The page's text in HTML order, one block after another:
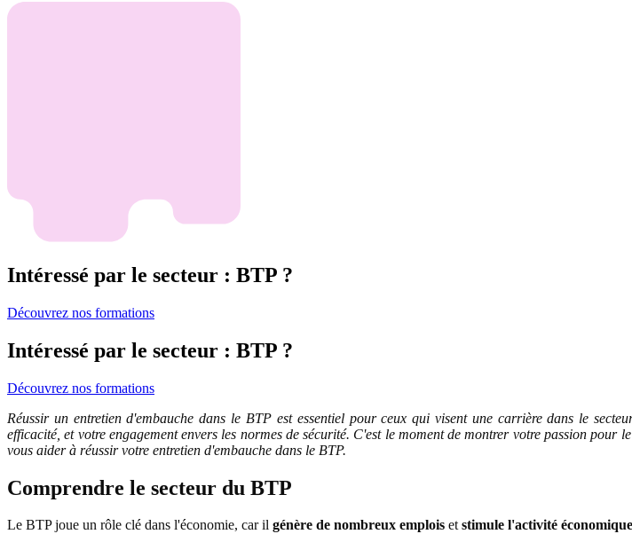
Intéressé par le secteur : BTP ?
Découvrez nos formations
Intéressé par le secteur : BTP ?
Découvrez nos formations
Réussir un entretien d'embauche dans le BTP est essentiel pour ceux qui visent une carrière dans le
efficacité, et votre engagement envers les normes de sécurité. C'est le moment de montrer votre passion
vous aider à réussir votre entretien d'embauche dans le BTP.
Comprendre le secteur du BTP
Le BTP joue un rôle clé dans l'économie, car il génère de nombreux emplois etstimule l'activité économique